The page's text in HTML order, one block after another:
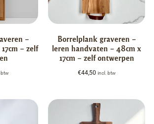
–
– zelf
Borrelplank graveren –
leren handvaten – 48cm x
17cm – zelf ontwerpen
€44,50 incl. btw